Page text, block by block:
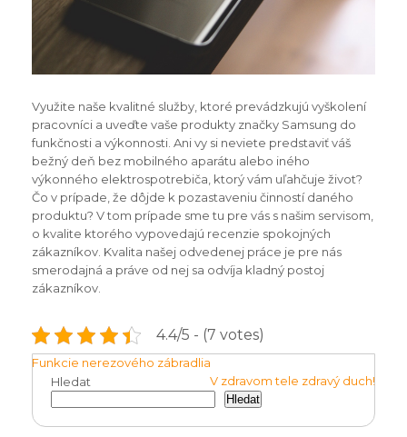
Využite naše kvalitné služby, ktoré prevádzkujú vyškolení
pracovníci a uveďte vaše produkty značky Samsung do
funkčnosti a výkonnosti. Ani vy si neviete predstaviť váš
bežný deň bez mobilného aparátu alebo iného
výkonného elektrospotrebiča, ktorý vám uľahčuje život?
Čo v prípade, že dôjde k pozastaveniu činností daného
produktu? V tom prípade sme tu pre vás s našim servisom,
o kvalite ktorého vypovedajú recenzie spokojných
zákazníkov. Kvalita našej odvedenej práce je pre nás
smerodajná a práve od nej sa odvíja kladný postoj
zákazníkov.
4.4/5 - (7 votes)
Navigace
pro
příspěvek
Funkcie nerezového zábradlia
V zdravom tele zdravý duch!
Hledat
Hledat